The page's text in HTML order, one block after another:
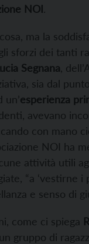
NOI.
ma la
sforzi dei tanti
Segnana ,
sia dal
esperienza
avevano
con mano
NOI ha
attività utili
“a ‘vestirne i
e senso di
come ci spiega
gruppo di